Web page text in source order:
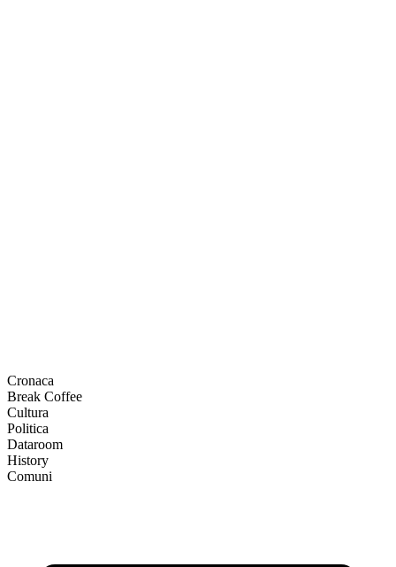
Cronaca
Break Coffee
Cultura
Politica
Dataroom
History
Comuni